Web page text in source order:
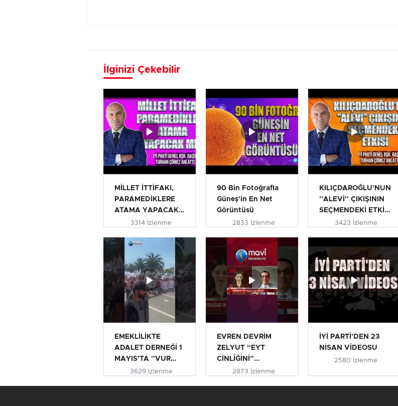
İlginizi Çekebilir
MİLLET İTTİFAKI,
PARAMEDİKLERE
ATAMA YAPACAK
MI? | TURHAN...
3314 İzlenme
90 Bin Fotoğrafla
Güneş'in En Net
Görüntüsü
2833 İzlenme
KILIÇDAROĞLU'NUN
''ALEVİ'' ÇIKIŞININ
SEÇMENDEKİ ETKİSİ
3423 İzlenme
EMEKLİLİKTE
ADALET DERNEĞİ 1
MAYIS'TA ''VUR
VUR İNLESİN VE...
3629 İzlenme
EVREN DEVRİM
ZELYUT “EYT
CİNLİĞİNİ”
AÇIKLADI #eyt
2873 İzlenme
İYİ PARTİ'DEN 23
NİSAN VİDEOSU
2580 İzlenme